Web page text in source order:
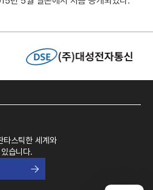
타스틱한 세계와
습니다.